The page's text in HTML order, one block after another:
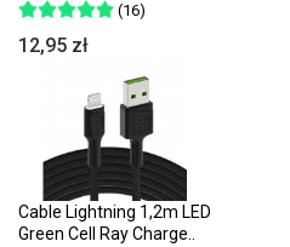
(16)
12,95 zł
Cable Lightning 1,2m LED
Green Cell Ray Charge..